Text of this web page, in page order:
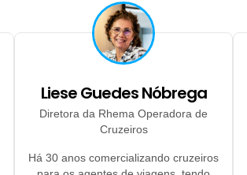
Liese Guedes Nóbrega
Diretora da Rhema Operadora de
Cruzeiros
Há 30 anos comercializando cruzeiros